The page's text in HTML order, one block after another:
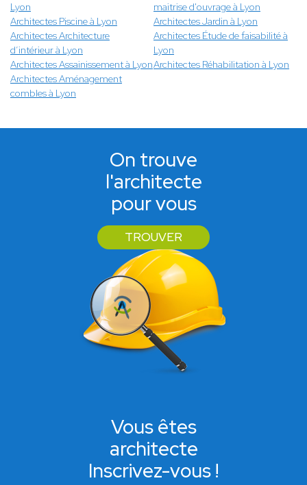
Lyon
maitrise d'ouvrage à Lyon
Architectes Piscine à Lyon
Architectes Jardin à Lyon
Architectes Architecture
d’intérieur à Lyon
Architectes Étude de faisabilité à
Lyon
Architectes Assainissement à LyonArchitectes Réhabilitation à Lyon
Architectes Aménagement
combles à Lyon
On trouve
l'architecte
pour vous
TROUVER
Vous êtes
architecte
Inscrivez-vous !